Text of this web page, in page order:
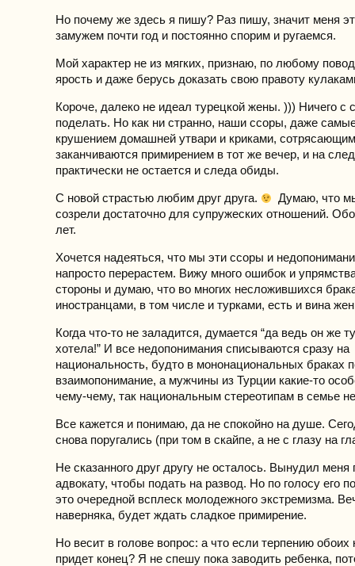
Но почему же здесь я пишу? Раз пишу, значит меня
замужем почти год и постоянно спорим и ругаемся.
Мой характер не из мягких, признаю, по любому
ярость и даже берусь доказать свою правоту
Короче, далеко не идеал турецкой жены. ))) Ничего с
поделать. Но как ни странно, наши ссоры, даже
крушением домашней утвари и криками,
заканчиваются примирением в тот же вечер, и на
практически не остается и следа обиды.
С новой страстью любим друг друга.
Думаю, что
созрели достаточно для супружеских отношений.
лет.
Хочется надеяться, что мы эти ссоры и
напросто перерастем. Вижу много ошибок и
стороны и думаю, что во многих несложившихся
иностранцами, в том числе и турками, есть и вина
Когда что-то не заладится, думается “да ведь он же
хотела!” И все недопонимания списываются сразу на
национальность, будто в мононациональных браках
взаимопонимание, а мужчины из Турции какие-то
чему-чему, так национальным стереотипам в семье
Все кажется и понимаю, да не спокойно на душе.
снова поругались (при том в скайпе, а не с глазу на
Не сказанного друг другу не осталось. Вынудил меня
адвокату, чтобы подать на развод. Но по голосу его
это очередной всплеск молодежного экстремизма.
наверняка, будет ждать сладкое примирение.
Но весит в голове вопрос: а что если терпению обоих
придет конец? Я не спешу пока заводить ребенка,